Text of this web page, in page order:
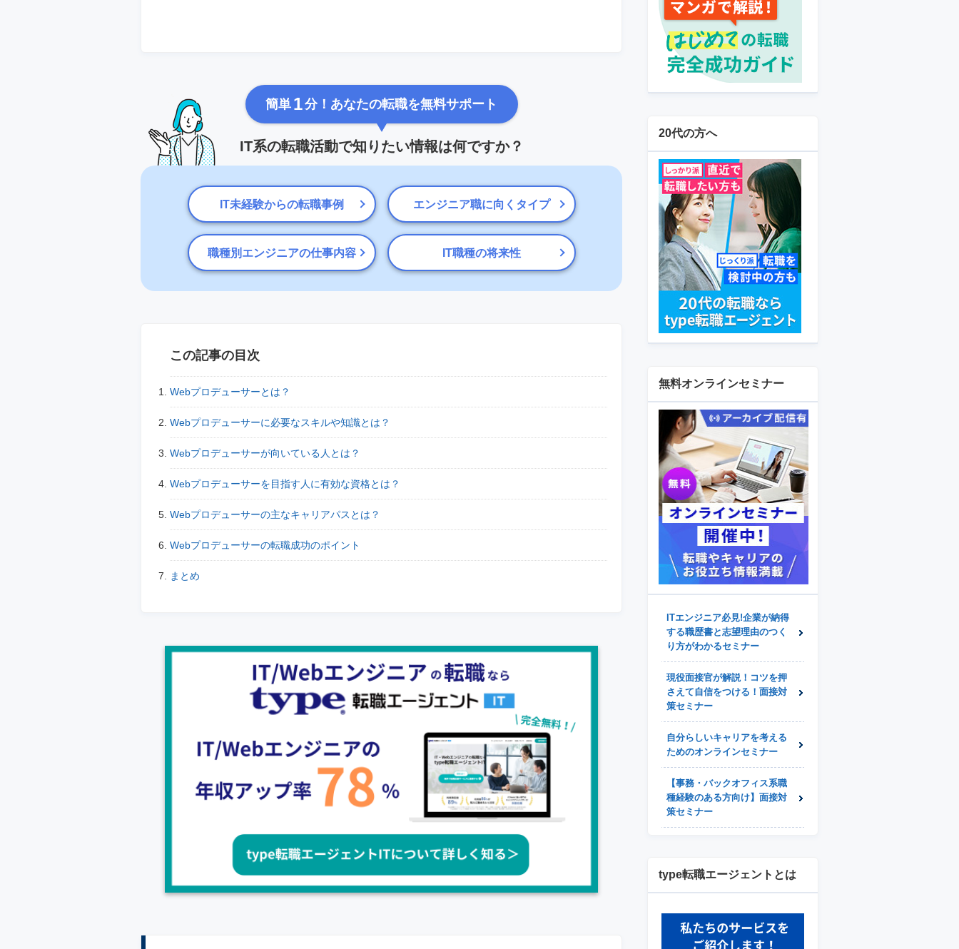
簡単 1分！あなたの転職を無料サポート
IT系の転職活動で知りたい情報は何ですか？
IT未経験からの転職事例 エンジニア職に向くタイプ
職種別エンジニアの仕事内容 IT職種の将来性
この記事の目次
Webプロデューサーとは？
Webプロデューサーに必要なスキルや知識とは？
Webプロデューサーが向いている人とは？
Webプロデューサーを目指す人に有効な資格とは？
Webプロデューサーの主なキャリアパスとは？
Webプロデューサーの転職成功のポイント
まとめ
20代の方へ
無料オンラインセミナー
ITエンジニア必見!企業が納得
する職歴書と志望理由のつく
り方がわかるセミナー
現役面接官が解説！コツを押
さえて自信をつける！面接対
策セミナー
自分らしいキャリアを考える
ためのオンラインセミナー
【事務・バックオフィス系職
種経験のある方向け】面接対
策セミナー
type転職エージェントとは